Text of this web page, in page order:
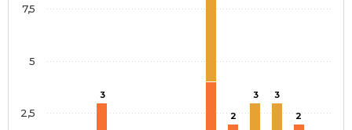
3
2
3
3
2
2,5
5
7,5